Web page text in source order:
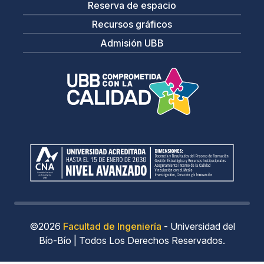
Reserva de espacio
Recursos gráficos
Admisión UBB
©2026 Facultad de Ingeniería - Universidad del
Bío-Bío | Todos Los Derechos Reservados.